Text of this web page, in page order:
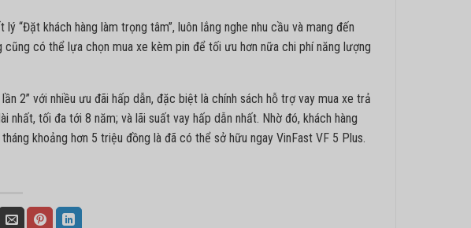
“Đặt khách hàng làm trọng tâm”, luôn lắng nghe nhu cầu và mang đến
có thể lựa chọn mua xe kèm pin để tối ưu hơn nữa chi phí năng lượng
2” với nhiều ưu đãi hấp dẫn, đặc biệt là chính sách hỗ trợ vay mua xe trả
nhất, tối đa tới 8 năm; và lãi suất vay hấp dẫn nhất. Nhờ đó, khách hàng
khoảng hơn 5 triệu đồng là đã có thể sở hữu ngay VinFast VF 5 Plus.